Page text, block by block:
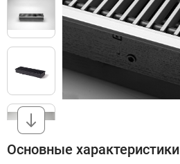
Основные характеристики